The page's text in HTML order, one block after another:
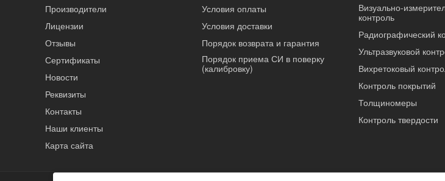
Производители
Лицензии
Отзывы
Сертификаты
Новости
Реквизиты
Контакты
Наши клиенты
Карта сайта
Условия оплаты
Условия доставки
Порядок возврата и гарантия
Порядок приема СИ в поверку
(калибровку)
Визуально-
контроль
Радиографический
Ультразвуковой
Вихретоковый
Контроль покрытий
Толщиномеры
Контроль твердости